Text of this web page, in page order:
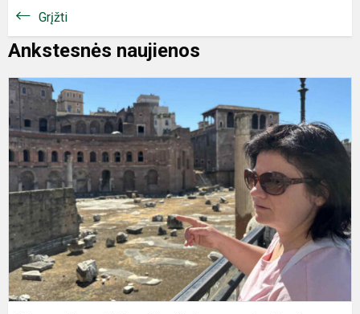
Grįžti
Ankstesnės naujienos